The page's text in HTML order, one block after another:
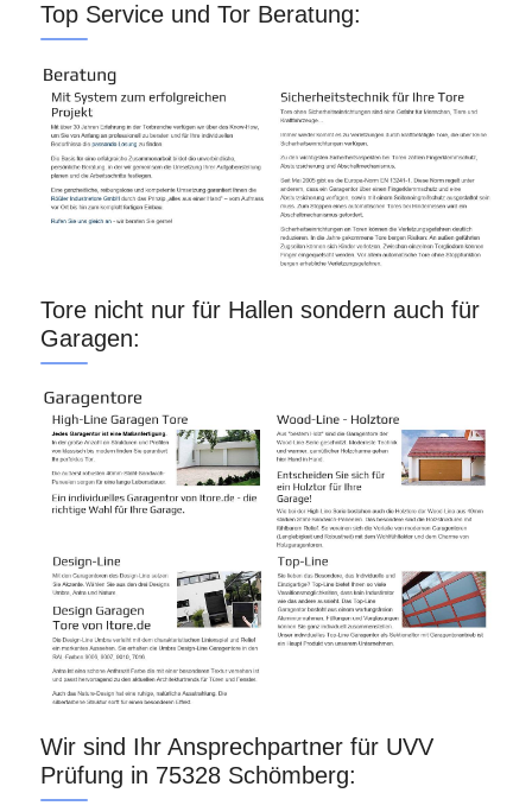
Top Service und Tor Beratung:
Tore nicht nur für Hallen sondern auch für
Garagen:
Wir sind Ihr Ansprechpartner für UVV
Prüfung in 75328 Schömberg: